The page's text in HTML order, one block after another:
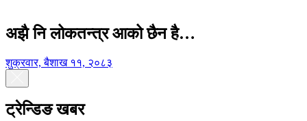
अझै नि लोकतन्त्र आको छैन है…
शुक्रवार, बैशाख ११, २०८३
ट्रेन्डिङ खबर